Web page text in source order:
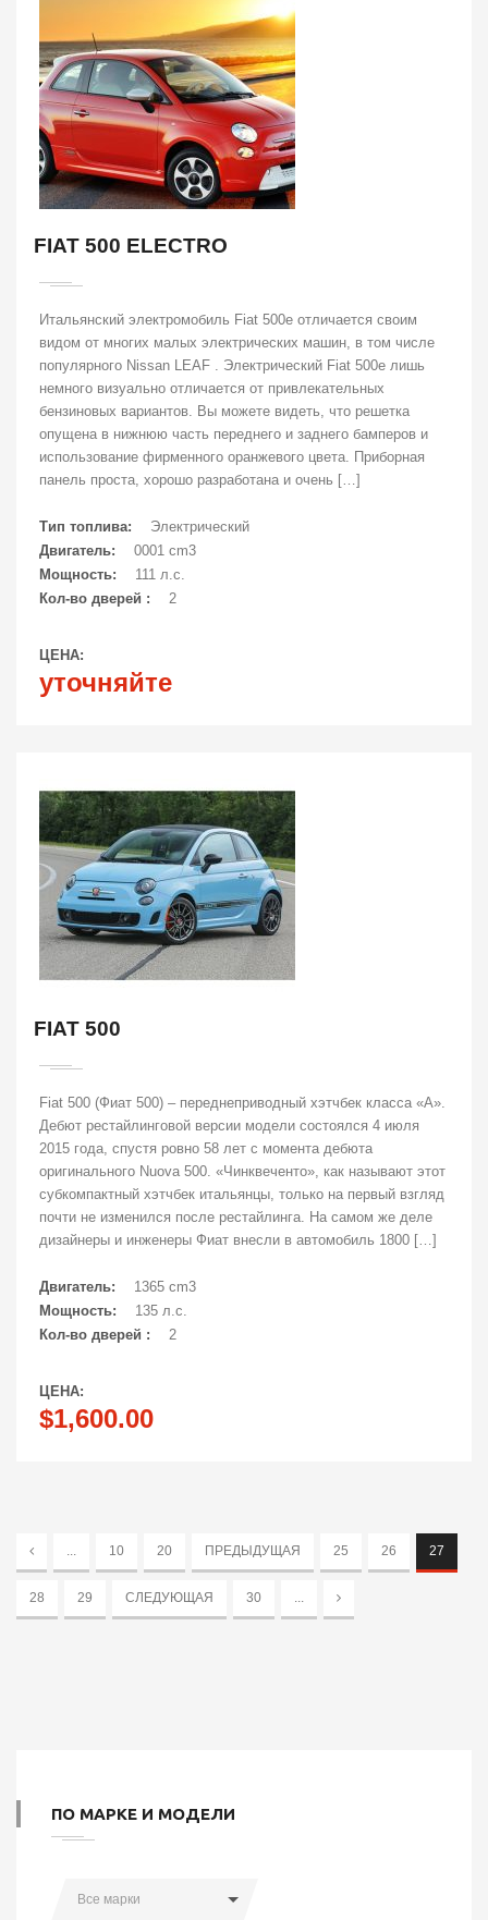
FIAT 500 ELECTRO
Итальянский электромобиль Fiat 500e отличается своим
видом от многих малых электрических машин, в том числе
популярного Nissan LEAF . Электрический Fiat 500e лишь
немного визуально отличается от привлекательных
бензиновых вариантов. Вы можете видеть, что решетка
опущена в нижнюю часть переднего и заднего бамперов и
использование фирменного оранжевого цвета. Приборная
панель проста, хорошо разработана и очень […]
Тип топлива:
Электрический
Двигатель:
0001 cm3
Мощность:
111 л.с.
Кол-во дверей :
2
ЦЕНА:
уточняйте
FIAT 500
Fiat 500 (Фиат 500) – переднеприводный хэтчбек класса «А».
Дебют рестайлинговой версии модели состоялся 4 июля
2015 года, спустя ровно 58 лет с момента дебюта
оригинального Nuova 500. «Чинквеченто», как называют этот
субкомпактный хэтчбек итальянцы, только на первый взгляд
почти не изменился после рестайлинга. На самом же деле
дизайнеры и инженеры Фиат внесли в автомобиль 1800 […]
Двигатель:
1365 cm3
Мощность:
135 л.с.
Кол-во дверей :
2
ЦЕНА:
$1,600.00
... 10 20 ПРЕДЫДУЩАЯ 25 26 27
28 29 СЛЕДУЮЩАЯ 30 ...
ПО МАРКЕ И МОДЕЛИ
Все марки